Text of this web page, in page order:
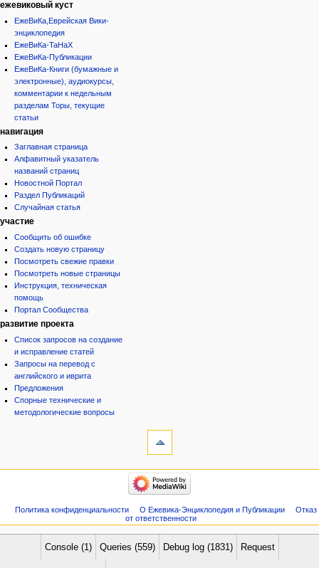
ежевиковый куст
ЕжеВиКа,Еврейская Вики-
энциклопедия
ЕжеВиКа-ТаНаХ
ЕжеВиКа-Публикации
ЕжеВиКа-Книги (бумажные и
электронные), аудиокурсы,
комментарии к недельным
разделам Торы, текущие
статьи
навигация
Заглавная страница
Алфавитный указатель
названий страниц
Новостной Портал
Раздел Публикаций
Случайная статья
участие
Сообщить об ошибке
Создать новую страницу
Посмотреть свежие правки
Посмотреть новые страницы
Инструкция, техническая
помощь
Портал Сообщества
развитие проекта
Список запросов на создание
и исправление статей
Запросы на перевод с
английского и иврита
Предложения
Спорные технические и
методологические вопросы
категории
Народ
Проекты
Проекты/Участники/
дополнения
Публикации:Авторы
Публикации:Статьи по типу
Политика конфиденциальности О Ежевика-Энциклопедия и Публикации
Отказ
от ответственности
Console (1) Queries (559) Debug log (1831) Request